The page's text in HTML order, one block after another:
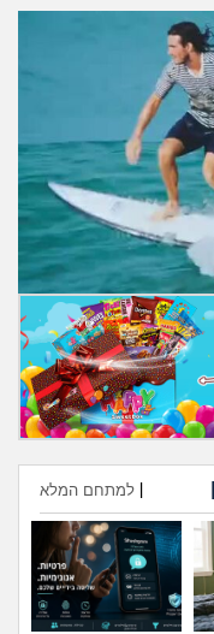
חברים ואנשים
בית, שכנים ושותפים
מה שעובר עליי
שומרים על הגוף
פיננסי וכלכלה
בין הסדינים
חיות מחמד
יוקר המחיה
גאווה
למתחם המלא
הוספת טיפ